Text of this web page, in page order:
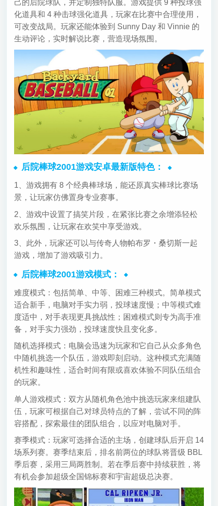
己的后院球队，并定制独特队服。游戏提供 9 种投球强
化道具和 4 种击球强化道具，玩家在比赛中合理使用，
可改变战局。玩家还能体验到 Sunny Day 和 Vinnie 的
生动评论，实时解说比赛，营造现场氛围。
后院棒球2001游戏安卓最新版特色：
1、游戏拥有 8 个经典棒球场，能还原真实棒球比赛场
景，让玩家仿佛置身专业赛事。
2、游戏中设置了搞笑片段，在紧张比赛之余增添轻松
欢乐氛围，让玩家在欢笑中享受游戏。
3、此外，玩家还可以与传奇人物帕布罗・桑切斯一起
游戏，增加了游戏吸引力。
后院棒球2001游戏模式：
难度模式：包括简单、中等、困难三种模式。简单模式
适合新手，电脑对手实力弱，投球速度慢；中等模式难
度适中，对手表现更具挑战性；困难模式则专为高手准
备，对手实力强劲，投球速度快且变化多。
随机选择模式：电脑会迅速为玩家和它自己从众多角色
中随机挑选一个队伍，游戏即刻启动。这种模式充满随
机性和趣味性，适合时间有限或喜欢体验不同队伍组合
的玩家。
单人游戏模式：双方从随机角色池中挑选玩家来组建队
伍，玩家可根据自己对球员特点的了解，尝试不同的阵
容搭配，探索最佳的团队组合，以应对电脑对手。
赛季模式：玩家可选择合适的主场，创建球队后开启 14
场系列赛。赛季结束后，排名前两位的球队将晋级 BBL
季后赛，采用三局两胜制。若在季后赛中持续获胜，将
有机会参加超级全国锦标赛和宇宙超级总决赛。